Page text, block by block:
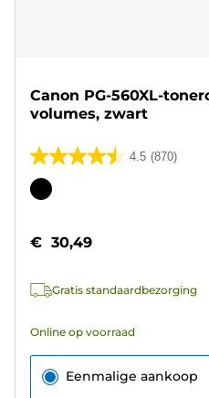
Canon PG-560XL-
volumes, zwart
4.5 (870)
4.5
van
sterren.
beoordelingen
Kleurencartridge
€ 30,49
Gratis standaardbezorging
Online op voorraad
Eenmalige aankoop